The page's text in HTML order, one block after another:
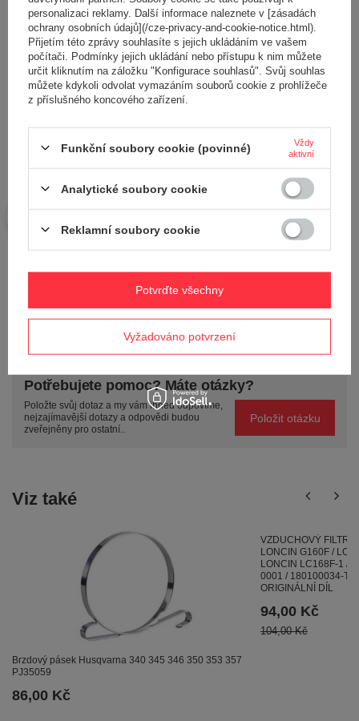
Přidejte vlastní obrázek produktu:
Potřebujete pomoc? Máte otázky?
Položte svůj dotaz a my vám ihned odpovíme,
nejzajímavější dotazy a odpovědi budou
zveřejněny pro ostatní..
Položit otázku
Viz také
Brzdový pásek Husqvarna 340 345 346 350 353 357
PJ35059
86,00 Kč
VZDUCHOVÝ FILTR
LONCIN G160F /
LONCIN LC168F-1 /
0001 / 180100034-
ORIGINÁLNÍ DÍL
94,00 Kč
104,00 Kč
personalizaci reklamy. Další informace naleznete v [zásadách
ochrany osobních údajů](/cze-privacy-and-cookie-notice.html).
Přijetím této zprávy souhlasíte s jejich ukládáním ve vašem
počítači. Podmínky jejich ukládání nebo přístupu k nim můžete
určit kliknutím na záložku "Konfigurace souhlasů". Svůj souhlas
můžete kdykoli odvolat vymazáním souborů cookie z prohlížeče
z příslušného koncového zařízení.
Funkční soubory cookie (povinné)
Vždy
aktivní
Analytické soubory cookie
Reklamní soubory cookie
Vyžadováno potvrzení
Potvrďte všechny